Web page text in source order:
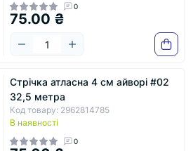
0
75.00 ₴
Стрічка атласна 4 см айворі #02
32,5 метра
Код товару: 2962814785
В наявності
0